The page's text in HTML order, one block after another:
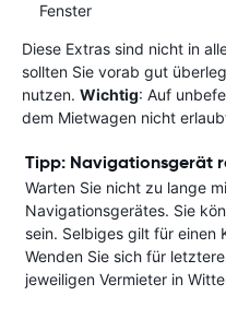
Fenster
Diese Extras sind nicht in
sollten Sie vorab gut
nutzen. Wichtig: Auf
dem Mietwagen nicht
Tipp: Navigationsgerät
Warten Sie nicht zu lange
Navigationsgerätes. Sie
sein. Selbiges gilt für einen
Wenden Sie sich für
jeweiligen Vermieter in